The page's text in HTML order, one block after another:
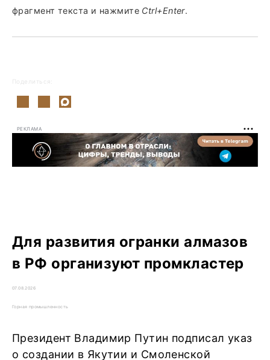
фрагмент текста и нажмите Ctrl+Enter.
Поделиться:
РЕКЛАМА
Для развития огранки алмазов
в РФ организуют промкластер
07.08.2026
Горная промышленность
Президент Владимир Путин подписал указ
о создании в Якутии и Смоленской